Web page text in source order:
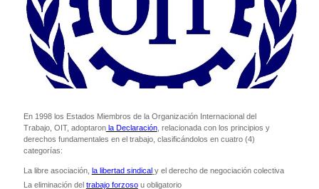
En 1998 los Estados Miembros de la Organización Internacional del
Trabajo, OIT, adoptaronla Declaración, relacionada con los principios y
derechos fundamentales en el trabajo, clasificándolos en cuatro (4)
categorías:
La libre asociación, la libertad sindical y el derecho de negociación colectiva
La eliminación del trabajo forzosou obligatorio